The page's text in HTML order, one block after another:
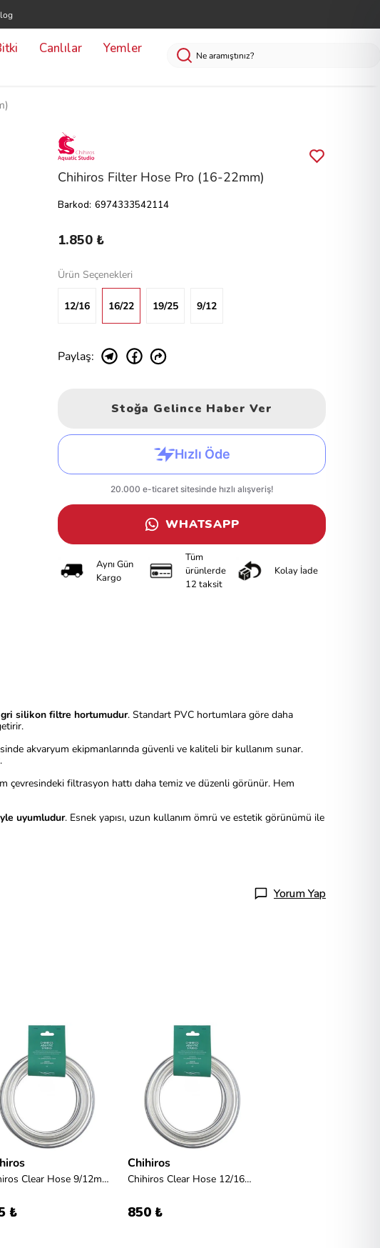
Canlılar Yemler
Chihiros Filter Hose Pro (16-22mm)
Barkod: 6974333542114
1.850 ₺
Ürün Seçenekleri
12/16 16/22 19/25 9/12
Paylaş:
Stoğa Gelince Haber Ver
WHATSAPP
Aynı Gün
Kargo
Tüm
ürünlerde
12 taksit
Kolay İade
gri silikon filtre hortumudur. Standart PVC hortumlara göre daha
akvaryum ekipmanlarında güvenli ve kaliteli bir kullanım sunar.
çevresindeki filtrasyon hattı daha temiz ve düzenli görünür. Hem
uyumludur. Esnek yapısı, uzun kullanım ömrü ve estetik görünümü ile
Yorum Yap
Chihiros Clear Hose 9/12mm 3m (dış filtre hortumu)
₺
Chihiros
Chihiros Clear Hose 12/16mm 3m (dış filtre hortumu)
850 ₺